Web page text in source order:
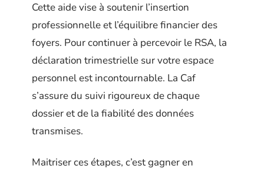
Cette aide vise à soutenir l’insertion
professionnelle et l’équilibre financier des
foyers. Pour continuer à percevoir le RSA, la
déclaration trimestrielle sur votre espace
personnel est incontournable. La Caf
s’assure du suivi rigoureux de chaque
dossier et de la fiabilité des données
transmises.
Maitriser ces étapes, c’est gagner en